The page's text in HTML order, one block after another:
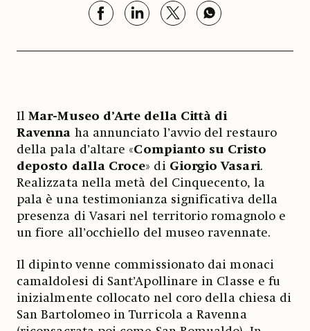
IlMar-Museo d’Arte della Città di
Ravenna ha annunciato l’avvio del restauro
della pala d’altare «Compianto su Cristo
deposto dalla Croce» di Giorgio Vasari.
Realizzata nella metà del Cinquecento, la
pala è una testimonianza significativa della
presenza di Vasari nel territorio romagnolo e
un fiore all’occhiello del museo ravennate.
Il dipinto venne commissionato dai monaci
camaldolesi di Sant’Apollinare in Classe e fu
inizialmente collocato nel coro della chiesa di
San Bartolomeo in Turricola a Ravenna